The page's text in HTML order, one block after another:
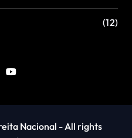
(12)
Nacional - All rights